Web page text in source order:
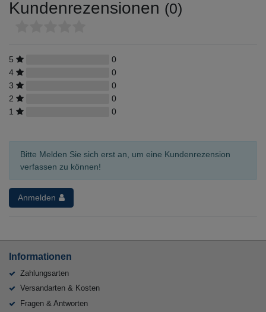
Kundenrezensionen (0)
5
0
4
0
3
0
2
0
1
0
Bitte Melden Sie sich erst an, um eine Kundenrezension
verfassen zu können!
Anmelden
Informationen
Zahlungsarten
Versandarten & Kosten
Fragen & Antworten